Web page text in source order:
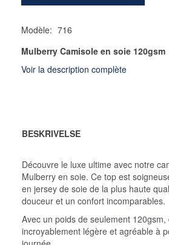
Modèle: 716
Mulberry Camisole en soie 120gsm
Voir la description complète
BESKRIVELSE
Découvre le luxe ultime avec notre
Mulberry en soie. Ce top est
en jersey de soie de la plus haute
douceur et un confort incomparables.
Avec un poids de seulement
incroyablement légère et agréable à